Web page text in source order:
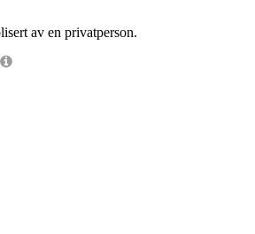
av en privatperson.